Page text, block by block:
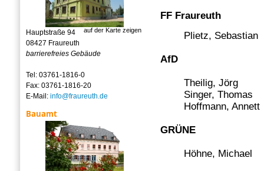
FF Fraureuth
Plietz, Sebastian
AfD
Theilig, Jörg
Singer, Thomas
Hoffmann, Annett
GRÜNE
Höhne, Michael
auf der Karte zeigen
Hauptstraße 94
08427 Fraureuth
barrierefreies Gebäude
Tel: 03761-1816-0
Fax: 03761-1816-20
E-Mail: info@fraureuth.de
Bauamt